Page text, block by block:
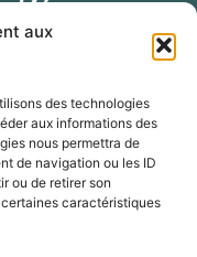
aux
des technologies
aux informations des
nous permettra de
de navigation ou les ID
ou de retirer son
caractéristiques
E
n
v
e